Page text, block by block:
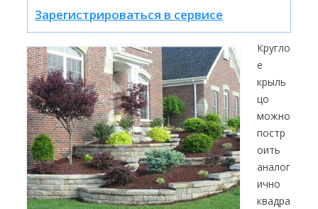
Зарегистрироваться в сервисе
Кругло
е
крыль
цо
можно
постр
оить
аналог
ично
квадра